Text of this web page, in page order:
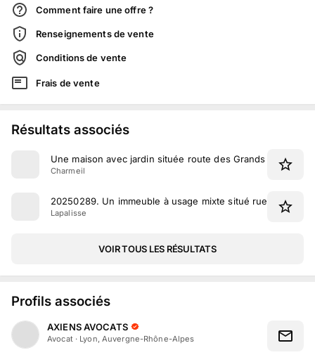
Comment faire une offre ?
Renseignements de vente
Conditions de vente
Frais de vente
Résultats associés
Une maison avec jardin située route des Grands Champs à
Charmeil
20250289. Un immeuble à usage mixte situé rue
Lapalisse
VOIR TOUS LES RÉSULTATS
Profils associés
AXIENS AVOCATS
Avocat· Lyon, Auvergne-Rhône-Alpes